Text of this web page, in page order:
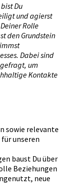
Du
und agierst
Rolle
den Grundstein
Dabei sind
um
Kontakte
sowie relevante
unseren
baust Du über
Beziehungen
neue